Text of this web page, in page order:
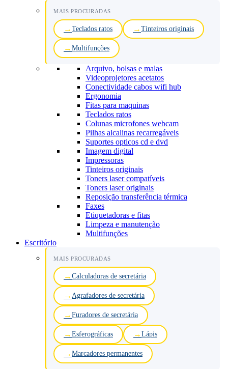
MAIS PROCURADAS
Teclados ratos Tinteiros originais
Multifunções
Arquivo, bolsas e malas
Videoprojetores acetatos
Conectividade cabos wifi hub
Ergonomia
Fitas para maquinas
Teclados ratos
Colunas microfones webcam
Pilhas alcalinas recarregáveis
Suportes opticos cd e dvd
Imagem digital
Impressoras
Tinteiros originais
Toners laser compatíveis
Toners laser originais
Reposição transferência térmica
Faxes
Etiquetadoras e fitas
Limpeza e manutenção
Multifunções
Escritório
MAIS PROCURADAS
Calculadoras de secretária
Agrafadores de secretária
Furadores de secretária
Esferográficas Lápis
Marcadores permanentes